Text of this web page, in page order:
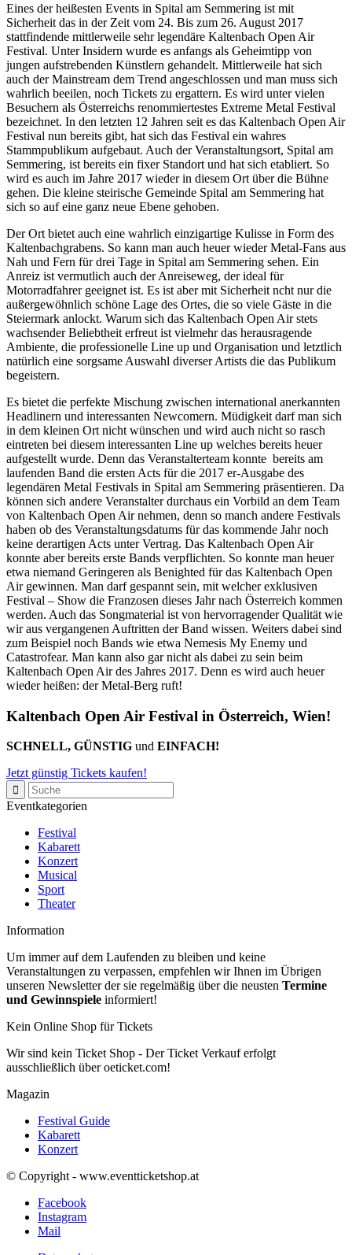
Eines der heißesten Events in Spital am Semmering ist mit
Sicherheit das in der Zeit vom 24. Bis zum 26. August 2017
stattfindende mittlerweile sehr legendäre Kaltenbach Open Air
Festival. Unter Insidern wurde es anfangs als Geheimtipp von
jungen aufstrebenden Künstlern gehandelt. Mittlerweile hat sich
auch der Mainstream dem Trend angeschlossen und man muss sich
wahrlich beeilen, noch Tickets zu ergattern. Es wird unter vielen
Besuchern als Österreichs renommiertestes Extreme Metal Festival
bezeichnet. In den letzten 12 Jahren seit es das Kaltenbach Open Air
Festival nun bereits gibt, hat sich das Festival ein wahres
Stammpublikum aufgebaut. Auch der Veranstaltungsort, Spital am
Semmering, ist bereits ein fixer Standort und hat sich etabliert. So
wird es auch im Jahre 2017 wieder in diesem Ort über die Bühne
gehen. Die kleine steirische Gemeinde Spital am Semmering hat
sich so auf eine ganz neue Ebene gehoben.
Der Ort bietet auch eine wahrlich einzigartige Kulisse in Form des
Kaltenbachgrabens. So kann man auch heuer wieder Metal-Fans aus
Nah und Fern für drei Tage in Spital am Semmering sehen. Ein
Anreiz ist vermutlich auch der Anreiseweg, der ideal für
Motorradfahrer geeignet ist. Es ist aber mit Sicherheit ncht nur die
außergewöhnlich schöne Lage des Ortes, die so viele Gäste in die
Steiermark anlockt. Warum sich das Kaltenbach Open Air stets
wachsender Beliebtheit erfreut ist vielmehr das herausragende
Ambiente, die professionelle Line up und Organisation und letztlich
natürlich eine sorgsame Auswahl diverser Artists die das Publikum
begeistern.
Es bietet die perfekte Mischung zwischen international anerkannten
Headlinern und interessanten Newcomern. Müdigkeit darf man sich
in dem kleinen Ort nicht wünschen und wird auch nicht so rasch
eintreten bei diesem interessanten Line up welches bereits heuer
aufgestellt wurde. Denn das Veranstalterteam konnte bereits am
laufenden Band die ersten Acts für die 2017 er-Ausgabe des
legendären Metal Festivals in Spital am Semmering präsentieren. Da
können sich andere Veranstalter durchaus ein Vorbild an dem Team
von Kaltenbach Open Air nehmen, denn so manch andere Festivals
haben ob des Veranstaltungsdatums für das kommende Jahr noch
keine derartigen Acts unter Vertrag. Das Kaltenbach Open Air
konnte aber bereits erste Bands verpflichten. So konnte man heuer
etwa niemand Geringeren als Benighted für das Kaltenbach Open
Air gewinnen. Man darf gespannt sein, mit welcher exklusiven
Festival – Show die Franzosen dieses Jahr nach Österreich kommen
werden. Auch das Songmaterial ist von hervorragender Qualität wie
wir aus vergangenen Auftritten der Band wissen. Weiters dabei sind
zum Beispiel noch Bands wie etwa Nemesis My Enemy und
Catastrofear. Man kann also gar nicht als dabei zu sein beim
Kaltenbach Open Air des Jahres 2017. Denn es wird auch heuer
wieder heißen: der Metal-Berg ruft!
Kaltenbach Open Air Festival in Österreich, Wien!
SCHNELL, GÜNSTIG und EINFACH!
Jetzt günstig Tickets kaufen!
Eventkategorien
Festival
Kabarett
Konzert
Musical
Sport
Theater
Information
Um immer auf dem Laufenden zu bleiben und keine
Veranstaltungen zu verpassen, empfehlen wir Ihnen im Übrigen
unseren Newsletter der sie regelmäßig über die neusten Termine
und Gewinnspiele informiert!
Kein Online Shop für Tickets
Wir sind kein Ticket Shop - Der Ticket Verkauf erfolgt
ausschließlich über oeticket.com!
Magazin
Festival Guide
Kabarett
Konzert
© Copyright - www.eventticketshop.at
Facebook
Instagram
Mail